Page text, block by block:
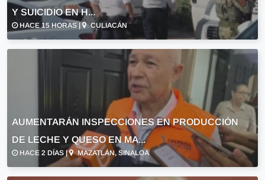
Y SUICIDIO EN H...
HACE 15 HORAS | CULIACÁN
AUMENTARÁN INSPECCIONES EN PRODUCCIÓN
DE LECHE Y QUESO EN MA...
HACE 2 DÍAS | MAZATLÁN, SINALOA